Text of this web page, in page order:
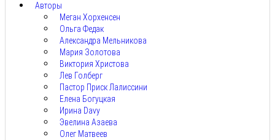
Авторы
Меган Хорхенсен
Ольга Федак
Александра Мельникова
Мария Золотова
Виктория Христова
Лев Голберг
Пастор Приск Лалиссини
Елена Богуцкая
Ирина Davy
Эвелина Азаева
Олег Матвеев